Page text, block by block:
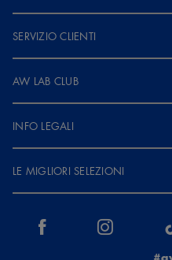
SERVIZIO CLIENTI
AW LAB CLUB
INFO LEGALI
LE MIGLIORI SELEZIONI